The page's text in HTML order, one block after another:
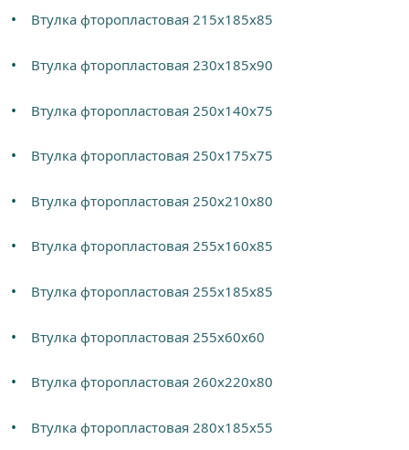
Втулка фторопластовая 215х185х85
Втулка фторопластовая 230х185х90
Втулка фторопластовая 250х140х75
Втулка фторопластовая 250х175х75
Втулка фторопластовая 250х210х80
Втулка фторопластовая 255х160х85
Втулка фторопластовая 255х185х85
Втулка фторопластовая 255х60х60
Втулка фторопластовая 260х220х80
Втулка фторопластовая 280х185х55